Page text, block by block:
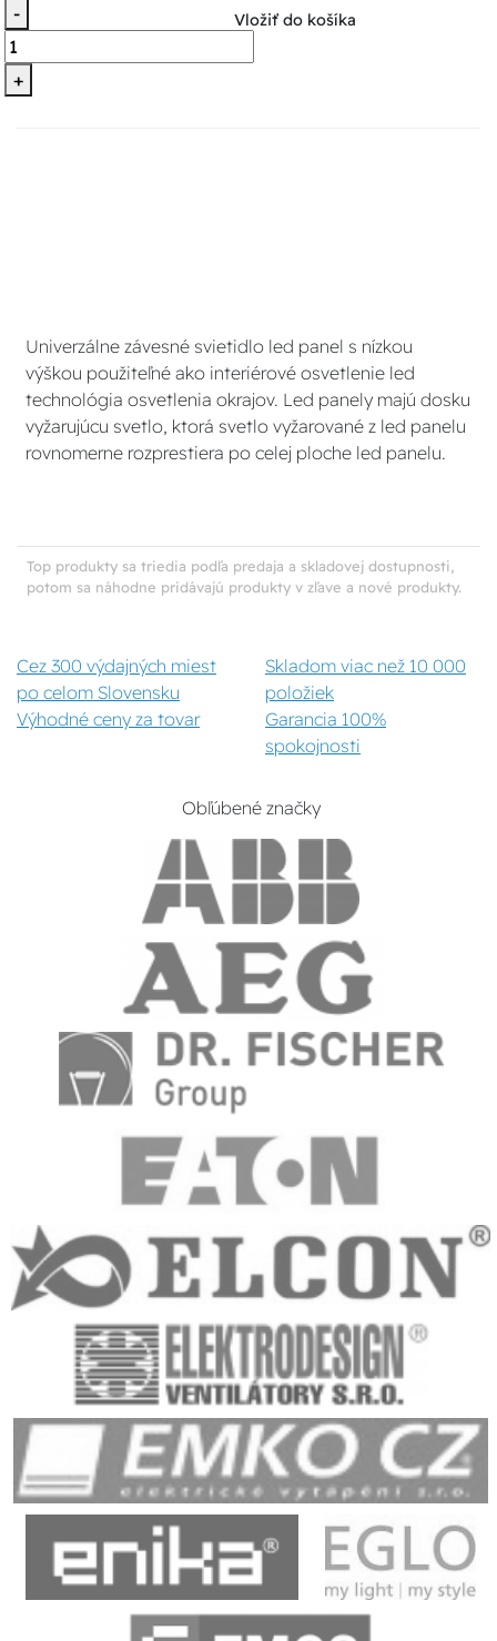
-
+
Vložiť do košíka
Univerzálne závesné svietidlo led panel s nízkou
výškou použiteľné ako interiérové osvetlenie led
technológia osvetlenia okrajov. Led panely majú dosku
vyžarujúcu svetlo, ktorá svetlo vyžarované z led panelu
rovnomerne rozprestiera po celej ploche led panelu.
Top produkty sa triedia podľa predaja a skladovej dostupnosti,
potom sa náhodne pridávajú produkty v zľave a nové produkty.
Cez 300 výdajných miest
po celom Slovensku
Skladom viac než 10 000
položiek
Výhodné ceny za tovar
Garancia 100%
spokojnosti
Obľúbené značky